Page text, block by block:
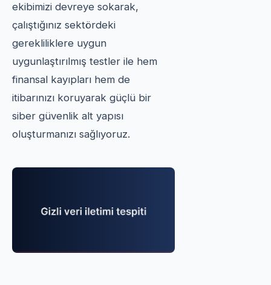
ekibimizi devreye sokarak,
çalıştığınız sektördeki
gerekliliklere uygun
uygunlaştırılmış testler ile hem
finansal kayıpları hem de
itibarınızı koruyarak güçlü bir
siber güvenlik alt yapısı
oluşturmanızı sağlıyoruz.